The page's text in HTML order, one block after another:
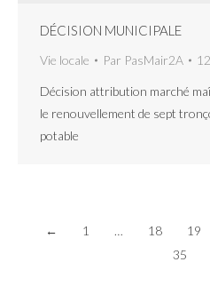
DÉCISION MUNICIPALE
Vie locale Par PasMair2A
Décision attribution marché
le renouvellement de sept
potable
← 1 … 18 19
35